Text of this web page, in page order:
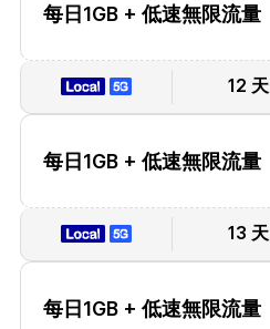
每日1GB + 低速無限流量
12 天
每日1GB + 低速無限流量
13 天
每日1GB + 低速無限流量